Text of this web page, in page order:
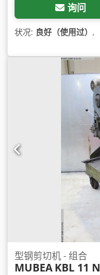
询问
状况: 良好（使用过） ,
型钢剪切机 - 组合
MUBEA KBL 11 N